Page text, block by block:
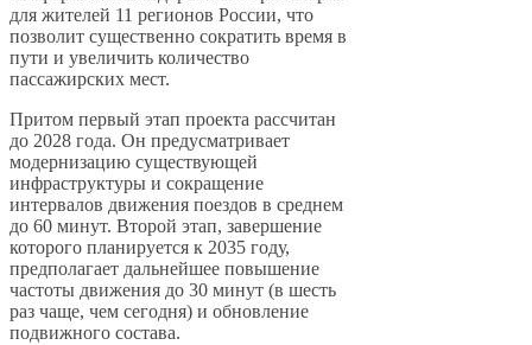
для жителей 11 регионов России, что
позволит существенно сократить время в
пути и увеличить количество
пассажирских мест.
Притом первый этап проекта рассчитан
до 2028 года. Он предусматривает
модернизацию существующей
инфраструктуры и сокращение
интервалов движения поездов в среднем
до 60 минут. Второй этап, завершение
которого планируется к 2035 году,
предполагает дальнейшее повышение
частоты движения до 30 минут (в шесть
раз чаще, чем сегодня) и обновление
подвижного состава.